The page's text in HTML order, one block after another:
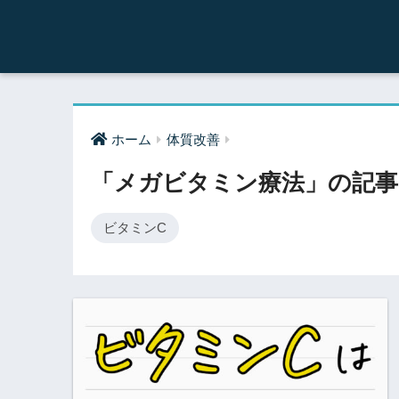
ホーム 体質改善
「メガビタミン療法」の記
ビタミンC